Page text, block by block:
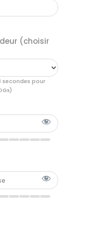
(choisir
secondes pour